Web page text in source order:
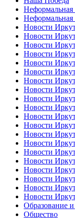
Неформальная
Неформальная
Новости
Новости
Новости
Новости
Новости
Новости
Новости
Новости
Новости
Новости
Новости
Новости
Новости
Новости
Новости
Новости
Новости
Новости
Новости
Новости
Образование и
Общество